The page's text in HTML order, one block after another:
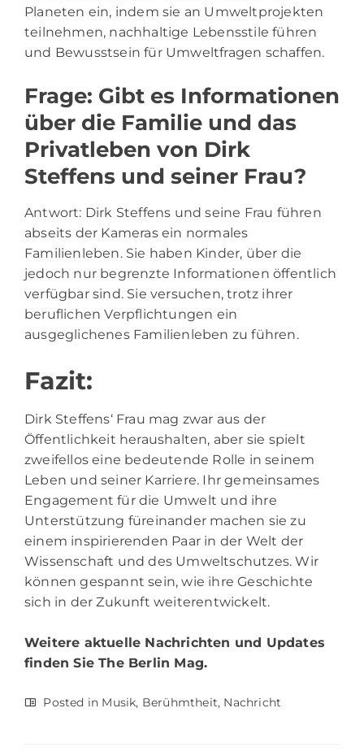
Planeten ein, indem sie an Umweltprojekten
teilnehmen, nachhaltige Lebensstile führen
und Bewusstsein für Umweltfragen schaffen.
Frage: Gibt es Informationen
über die Familie und das
Privatleben von Dirk
Steffens und seiner Frau?
Antwort: Dirk Steffens und seine Frau führen
abseits der Kameras ein normales
Familienleben. Sie haben Kinder, über die
jedoch nur begrenzte Informationen öffentlich
verfügbar sind. Sie versuchen, trotz ihrer
beruflichen Verpflichtungen ein
ausgeglichenes Familienleben zu führen.
Fazit:
Dirk Steffens‘ Frau mag zwar aus der
Öffentlichkeit heraushalten, aber sie spielt
zweifellos eine bedeutende Rolle in seinem
Leben und seiner Karriere. Ihr gemeinsames
Engagement für die Umwelt und ihre
Unterstützung füreinander machen sie zu
einem inspirierenden Paar in der Welt der
Wissenschaft und des Umweltschutzes. Wir
können gespannt sein, wie ihre Geschichte
sich in der Zukunft weiterentwickelt.
Weitere aktuelle Nachrichten und Updates
finden SieThe Berlin Mag.
Posted in Musik, Berühmtheit, Nachricht